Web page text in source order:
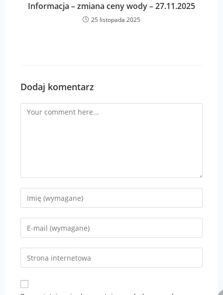
Informacja – zmiana ceny wody – 27.11.2025
25 listopada 2025
Dodaj komentarz